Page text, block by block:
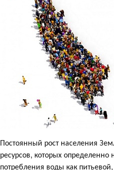
Постоянный рост населения
ресурсов, которых определенно
потребления воды как